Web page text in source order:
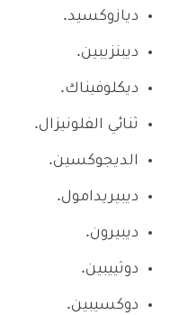
ديازوكسيد.
ديبنزيبين.
ديكلوفيناك.
ثنائي الفلونيزال.
الديجوكسين.
ديبيريدامول.
ديبيرون.
دوثييبين.
دوكسيبين.